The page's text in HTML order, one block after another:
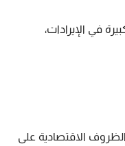
في الإيرادات،
الاقتصادية على